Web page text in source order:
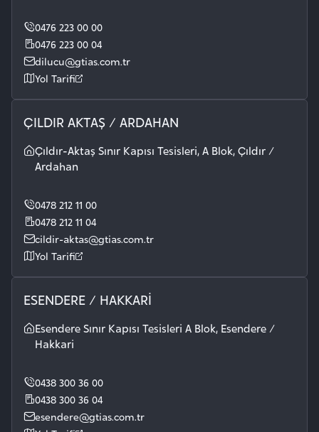
0476 223 00 00
0476 223 00 04
dilucu@gtias.com.tr
Yol Tarifi
ÇILDIR AKTAŞ / ARDAHAN
Çıldır-Aktaş Sınır Kapısı Tesisleri, A Blok, Çıldır /
Ardahan
0478 212 11 00
0478 212 11 04
cildir-aktas@gtias.com.tr
Yol Tarifi
ESENDERE / HAKKARİ
Esendere Sınır Kapısı Tesisleri A Blok, Esendere /
Hakkari
0438 300 36 00
0438 300 36 04
esendere@gtias.com.tr